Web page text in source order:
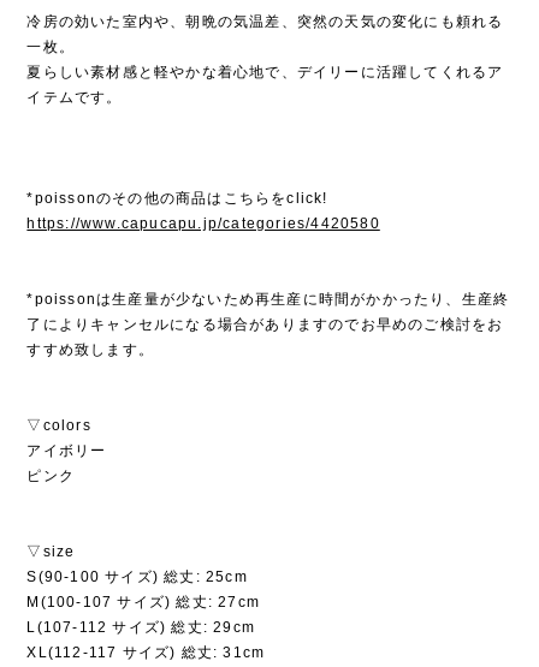
冷房の効いた室内や、朝晩の気温差、突然の天気の変化にも頼れる
一枚。
夏らしい素材感と軽やかな着心地で、デイリーに活躍してくれるア
イテムです。
*poissonのその他の商品はこちらをclick!
https://www.capucapu.jp/categories/4420580
*poissonは生産量が少ないため再生産に時間がかかったり、生産終
了によりキャンセルになる場合がありますのでお早めのご検討をお
すすめ致します。
▽colors
アイボリー
ピンク
▽size
S(90-100 サイズ) 総丈: 25cm
M(100-107 サイズ) 総丈: 27cm
L(107-112 サイズ) 総丈: 29cm
XL(112-117 サイズ) 総丈: 31cm